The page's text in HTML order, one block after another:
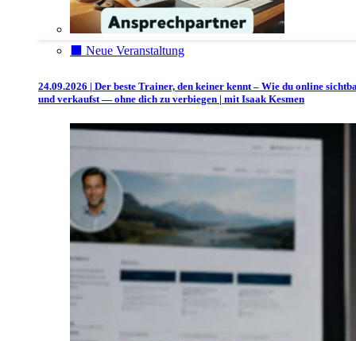
⬛️ Neue Veranstaltung
24.09.2026 | Der beste Trainer, den keiner kennt – Wie du online
und verkaufst — ohne dich zu verbiegen | mit Isaak Kesmen